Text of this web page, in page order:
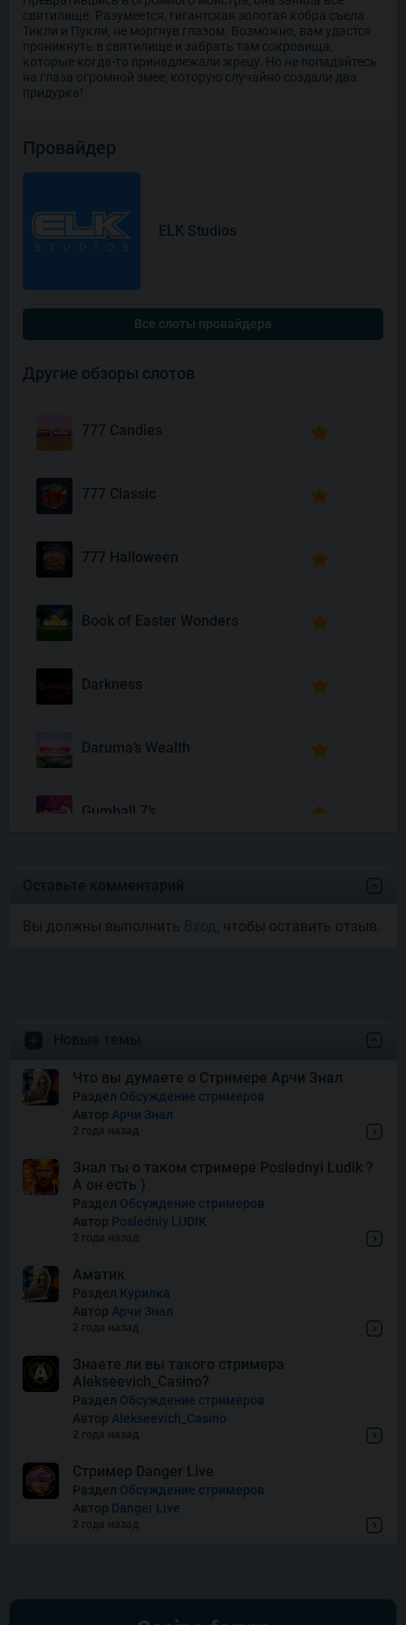
святилище. Разумеется, гигантская золотая кобра съела
Тикли и Пукли, не моргнув глазом. Возможно, вам удастся
проникнуть в святилище и забрать там сокровища,
которые когда-то принадлежали жрецу. Но не попадайтесь
на глаза огромной змее, которую случайно создали два
придурка!
Провайдер
ELK Studios
Все слоты провайдера
Другие обзоры слотов
777 Candies
777 Classic
777 Halloween
Book of Easter Wonders
Darkness
Daruma’s Wealth
Gumball 7’s
Money Mariachi Infinity
Snake’s Gold Dream Drop
Squish
Thor of Asgard
Wishes
Вы должны выполнить Вход, чтобы оставить отзыв.
Что вы думаете о Стримере Арчи Знал
Раздел Обсуждение стримеров
Автор Арчи Знал
2 года назад
Знал ты о таком стримере Poslednyi Ludik ?
А он есть )
Раздел Обсуждение стримеров
Автор Posledniy LUDIK
2 года назад
Аматик
Раздел Курилка
Автор Арчи Знал
2 года назад
Знаете ли вы такого стримера
Alekseevich_Casino?
Раздел Обсуждение стримеров
Автор Alekseevich_Casino
2 года назад
Стример Danger Live
Раздел Обсуждение стримеров
Автор Danger Live
2 года назад